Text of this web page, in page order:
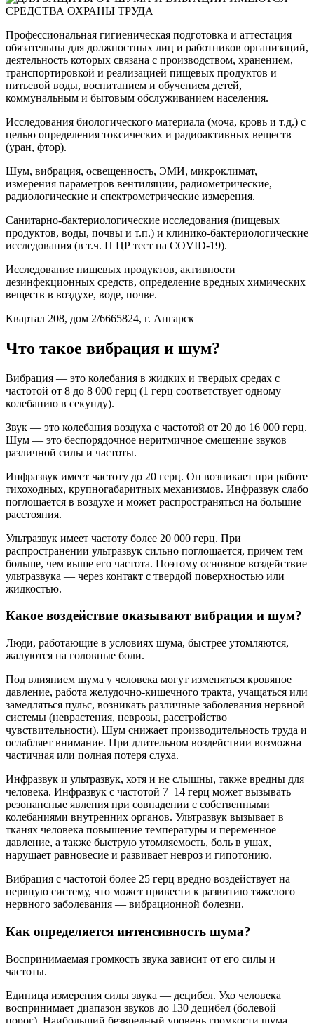
Профессиональная гигиеническая подготовка и аттестация
обязательны для должностных лиц и работников организаций,
деятельность которых связана с производством, хранением,
транспортировкой и реализацией пищевых продуктов и
питьевой воды, воспитанием и обучением детей,
коммунальным и бытовым обслуживанием населения.
Исследования биологического материала (моча, кровь и т.д.) с
целью определения токсических и радиоактивных веществ
(уран, фтор).
Шум, вибрация, освещенность, ЭМИ, микроклимат,
измерения параметров вентиляции, радиометрические,
радиологические и спектрометрические измерения.
Cанитарно-бактериологические исследования (пищевых
продуктов, воды, почвы и т.п.) и клинико-бактериологические
исследования (в т.ч. П ЦР тест на COVID-19).
Исследование пищевых продуктов, активности
дезинфекционных средств, определение вредных химических
веществ в воздухе, воде, почве.
Квартал 208, дом 2/6665824, г. Ангарск
Что такое вибрация и шум?
Вибрация — это колебания в жидких и твердых средах с
частотой от 8 до 8 000 герц (1 герц соответствует одному
колебанию в секунду).
Звук — это колебания воздуха с частотой от 20 до 16 000 герц.
Шум — это беспорядочное неритмичное смешение звуков
различной силы и частоты.
Инфразвук имеет частоту до 20 герц. Он возникает при работе
тихоходных, крупногабаритных механизмов. Инфразвук слабо
поглощается в воздухе и может распространяться на большие
расстояния.
Ультразвук имеет частоту более 20 000 герц. При
распространении ультразвук сильно поглощается, причем тем
больше, чем выше его частота. Поэтому основное воздействие
ультразвука — через контакт с твердой поверхностью или
жидкостью.
Какое воздействие оказывают вибрация и шум?
Люди, работающие в условиях шума, быстрее утомляются,
жалуются на головные боли.
Под влиянием шума у человека могут изменяться кровяное
давление, работа желудочно-кишечного тракта, учащаться или
замедляться пульс, возникать различные заболевания нервной
системы (неврастения, неврозы, расстройство
чувствительности). Шум снижает производительность труда и
ослабляет внимание. При длительном воздействии возможна
частичная или полная потеря слуха.
Инфразвук и ультразвук, хотя и не слышны, также вредны для
человека. Инфразвук с частотой 7–14 герц может вызывать
резонансные явления при совпадении с собственными
колебаниями внутренних органов. Ультразвук вызывает в
тканях человека повышение температуры и переменное
давление, а также быструю утомляемость, боль в ушах,
нарушает равновесие и развивает невроз и гипотонию.
Вибрация с частотой более 25 герц вредно воздействует на
нервную систему, что может привести к развитию тяжелого
нервного заболевания — вибрационной болезни.
Как определяется интенсивность шума?
Воспринимаемая громкость звука зависит от его силы и
частоты.
Единица измерения силы звука — децибел. Ухо человека
воспринимает диапазон звуков до 130 децибел (болевой
порог). Наибольший безвредный уровень громкости шума —